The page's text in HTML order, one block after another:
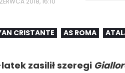
2018, 16:10
CRISTANTE AS ROMA
zasilił szeregi